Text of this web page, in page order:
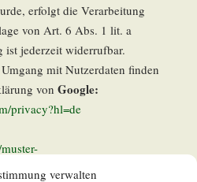
verwalten
erfolgt die Verarbeitung
von Art. 6 Abs. 1 lit. a
jederzeit widerrufbar.
mit Nutzerdaten finden
von Google:
privacy?hl=de